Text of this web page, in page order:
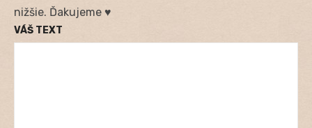
nižšie. Ďakujeme ♥
VÁŠ TEXT